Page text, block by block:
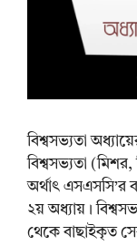
বিশ্বসভ্যতা
বিশ্বসভ্যতা
অর্থাৎ এসএসসি’র
২য় অধ্যায়।
থেকে বাছাইকৃত